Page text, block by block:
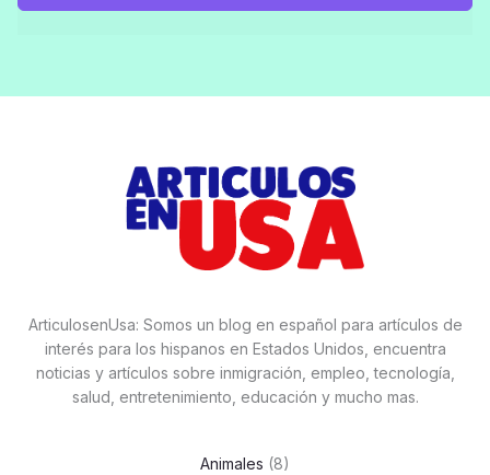
ArticulosenUsa: Somos un blog en español para artículos de
interés para los hispanos en Estados Unidos, encuentra
noticias y artículos sobre inmigración, empleo, tecnología,
salud, entretenimiento, educación y mucho mas.
Animales (8)